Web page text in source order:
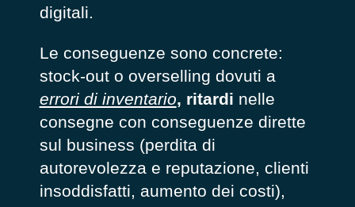
digitali.
Le conseguenze sono concrete:
stock-out o overselling dovuti a
errori di inventario, ritardi nelle
consegne con conseguenze dirette
sul business (perdita di
autorevolezza e reputazione, clienti
insoddisfatti, aumento dei costi),